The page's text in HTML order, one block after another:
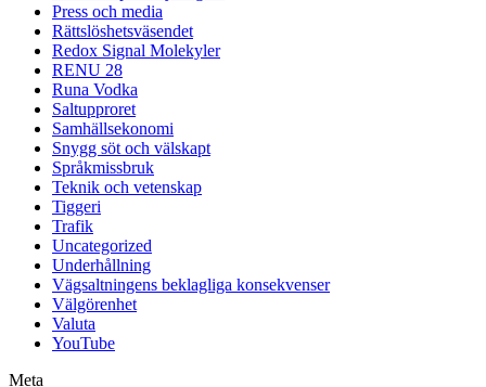
Press och media
Rättslöshetsväsendet
Redox Signal Molekyler
RENU 28
Runa Vodka
Saltupproret
Samhällsekonomi
Snygg söt och välskapt
Språkmissbruk
Teknik och vetenskap
Tiggeri
Trafik
Uncategorized
Underhållning
Vägsaltningens beklagliga konsekvenser
Välgörenhet
Valuta
YouTube
Meta